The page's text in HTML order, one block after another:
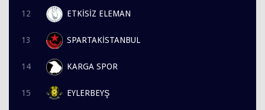
12 ETKİSİZ ELEMAN
13 SPARTAKİSTANBUL
14 KARGA SPOR
15 EYLERBEYŞ